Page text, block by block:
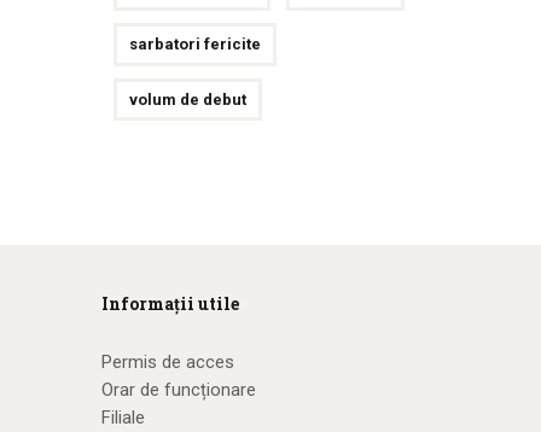
sarbatori fericite
volum de debut
Informații utile
Permis de acces
Orar de funcționare
Filiale